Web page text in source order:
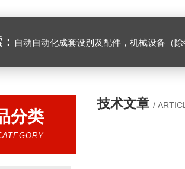
自动自动化成套设别及配件，机械设备（除特种设备）及配件制造，加工（以上限分支机构经营），设计，批发，零售，模具，五金制品，工具加工（限分支机构经营），设计，批发，零售。五金交电，金属材料，金属制品，不锈钢制品，建筑材料，钢材，橡塑制品，环保设备，润滑剂，汽车配件，摩托车配件的批发，零售。（企业经营涉及行政许可的，凭许可证件经营）化成套设别及配件，机械设备（除特种设
分类
技术文章 /